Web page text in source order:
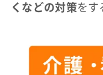
くなどの対策をす